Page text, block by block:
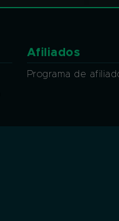
Afiliados
Programa de